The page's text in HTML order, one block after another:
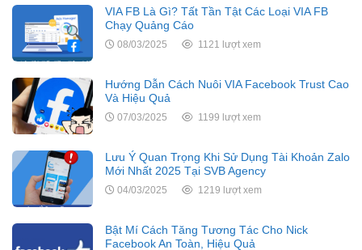
VIA FB Là Gì? Tất Tần Tật Các Loại VIA FB
Chạy Quảng Cáo
08/03/2025 1121 lượt xem
Hướng Dẫn Cách Nuôi VIA Facebook Trust Cao
Và Hiệu Quả
07/03/2025 1199 lượt xem
Lưu Ý Quan Trọng Khi Sử Dụng Tài Khoản Zalo
Mới Nhất 2025 Tại SVB Agency
04/03/2025 1219 lượt xem
Bật Mí Cách Tăng Tương Tác Cho Nick
Facebook An Toàn, Hiệu Quả